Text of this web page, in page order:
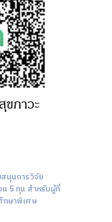
นุนการวิจัย
น 5 ทุน สำหรับผู้ที่
กษาพิเศษ